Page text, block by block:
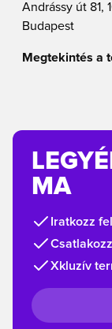
Andrássy út 81,
Budapest
Megtekintés a
MA
Iratkozz
Xkluzív